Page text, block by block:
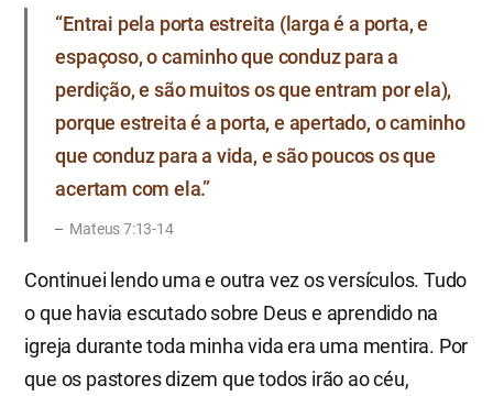
“Entrai pela porta estreita (larga é a porta, e
espaçoso, o caminho que conduz para a
perdição, e são muitos os que entram por ela),
porque estreita é a porta, e apertado, o caminho
que conduz para a vida, e são poucos os que
acertam com ela.”
Mateus 7:13-14
Continuei lendo uma e outra vez os versículos. Tudo
o que havia escutado sobre Deus e aprendido na
igreja durante toda minha vida era uma mentira. Por
que os pastores dizem que todos irão ao céu,